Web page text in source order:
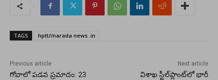
TAGS hptt//narada news .in
Previous article
గోవాలో పడవ ప్రమాదం: 23
Next article
విశాఖ స్టీల్‌ప్లాంట్‌లో భారీ